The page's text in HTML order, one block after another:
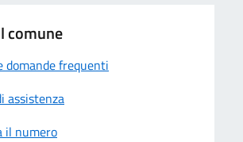
comune
domande frequenti
assistenza
il numero